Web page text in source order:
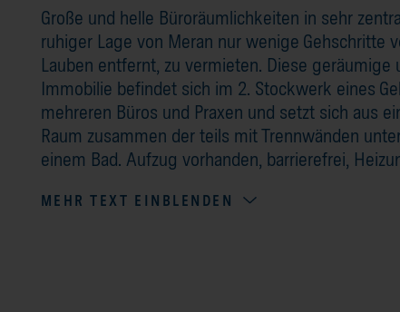
Große und helle Büroräumlichkeiten in sehr
ruhiger Lage von Meran nur wenige Gehschritte
Lauben entfernt, zu vermieten. Diese geräumige
Immobilie befindet sich im 2. Stockwerk eines
mehreren Büros und Praxen und setzt sich aus
Raum zusammen der teils mit Trennwänden
einem Bad. Aufzug vorhanden, barrierefrei,
MEHR TEXT EINBLENDEN